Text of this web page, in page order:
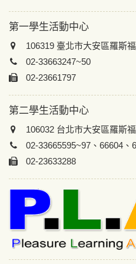
第一學生活動中心
106319 臺北市大安區羅斯
02-33663247~50
02-23661797
第二學生活動中心
106032 台北市大安區羅斯
02-33665595~97、66604、
02-23633288